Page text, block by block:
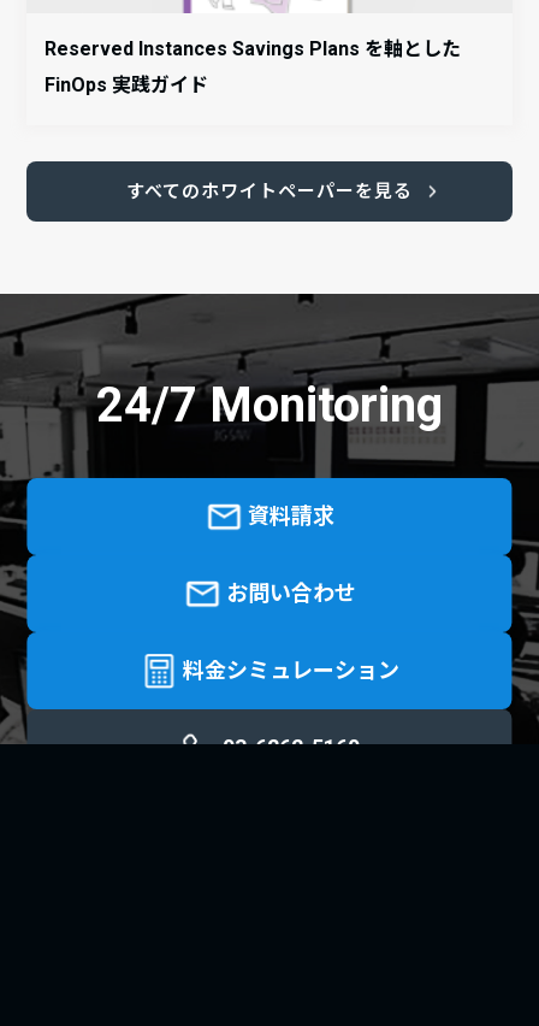
Reserved Instances Savings Plans を軸とした
FinOps 実践ガイド
すべてのホワイトペーパーを見る
24/7 Monitoring
資料請求
お問い合わせ
料金シミュレーション
03-6262-5160